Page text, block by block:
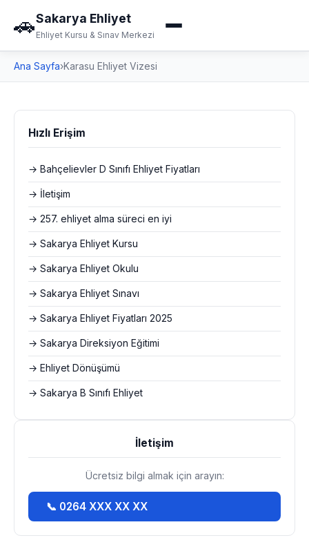
🚗Sakarya Ehliyet
Ehliyet Kursu & Sınav Merkezi
Ana Sayfa›Karasu Ehliyet Vizesi
Hızlı Erişim
→ Bahçelievler D Sınıfı Ehliyet Fiyatları
→ İletişim
→ 257. ehliyet alma süreci en iyi
→ Sakarya Ehliyet Kursu
→ Sakarya Ehliyet Okulu
→ Sakarya Ehliyet Sınavı
→ Sakarya Ehliyet Fiyatları 2025
→ Sakarya Direksiyon Eğitimi
→ Ehliyet Dönüşümü
→ Sakarya B Sınıfı Ehliyet
İletişim
Ücretsiz bilgi almak için arayın:
📞 0264 XXX XX XX